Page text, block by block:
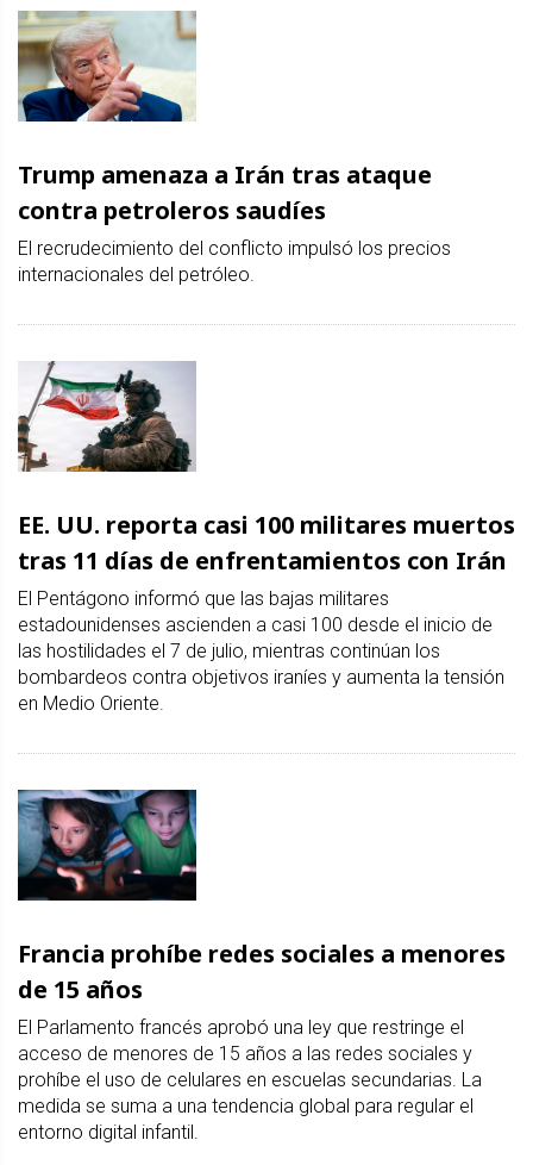
Trump amenaza a Irán tras ataque
contra petroleros saudíes
El recrudecimiento del conflicto impulsó los precios
internacionales del petróleo.
EE. UU. reporta casi 100 militares muertos
tras 11 días de enfrentamientos con Irán
El Pentágono informó que las bajas militares
estadounidenses ascienden a casi 100 desde el inicio de
las hostilidades el 7 de julio, mientras continúan los
bombardeos contra objetivos iraníes y aumenta la tensión
en Medio Oriente.
Francia prohíbe redes sociales a menores
de 15 años
El Parlamento francés aprobó una ley que restringe el
acceso de menores de 15 años a las redes sociales y
prohíbe el uso de celulares en escuelas secundarias. La
medida se suma a una tendencia global para regular el
entorno digital infantil.